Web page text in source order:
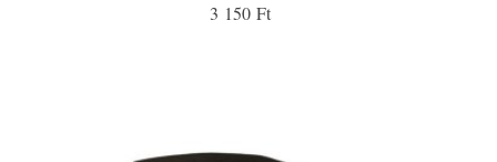
3 150 Ft